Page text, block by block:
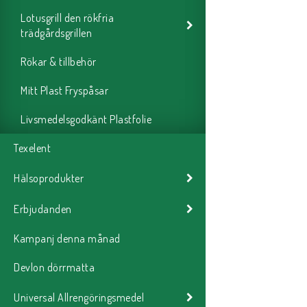
Lotusgrill den rökfria
trädgårdsgrillen
Rökar & tillbehör
Mitt Plast Fryspåsar
Livsmedelsgodkänt Plastfolie
Texelent
Hälsoprodukter
Erbjudanden
Kampanj denna månad
Devlon dörrmatta
Universal Allrengöringsmedel